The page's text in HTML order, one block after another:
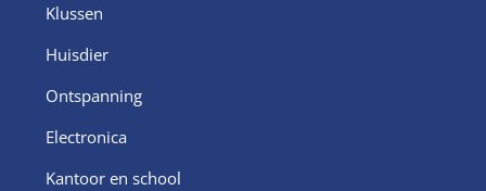
Klussen
Huisdier
Ontspanning
Electronica
Kantoor en school